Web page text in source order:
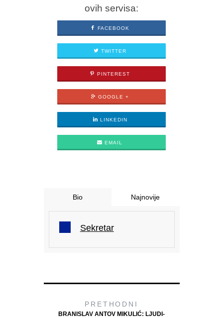
ovih servisa:
FACEBOOK
TWITTER
PINTEREST
GOOGLE +
LINKEDIN
EMAIL
Bio Najnovije
Sekretar
PRETHODNI
BRANISLAV ANTOV MIKULIĆ: LJUDI-